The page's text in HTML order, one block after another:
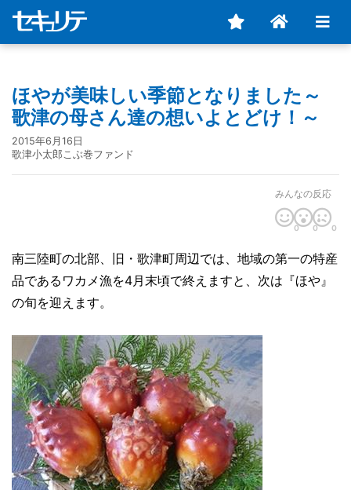
ほやが美味しい季節となりました～
歌津の母さん達の想いよとどけ！～
2015年6月16日
歌津小太郎こぶ巻ファンド
みんなの反応
0 0 0
南三陸町の北部、旧・歌津町周辺では、地域の第一の特産
品であるワカメ漁を4月末頃で終えますと、次は『ほや』
の旬を迎えます。